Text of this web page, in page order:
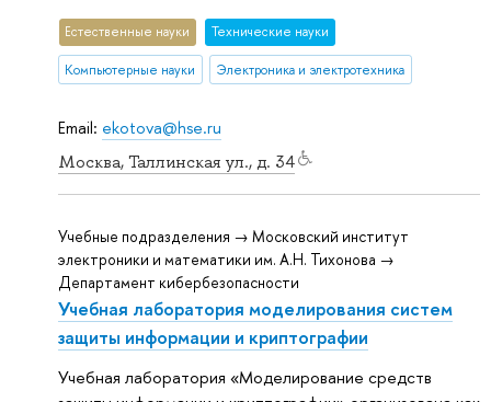
Email: ekotova@hse.ru
Москва, Таллинская ул., д. 34
Естественные науки Тех­ничес­кие науки
Компьютерные науки Электроника и электротехника
Учебные подразделения → Московский институт
электроники и математики им. А.Н. Тихонова →
Департамент кибербезопасности
Учебная лаборатория моделирования систем
защиты информации и криптографии
Учебная лаборатория «Моделирование средств